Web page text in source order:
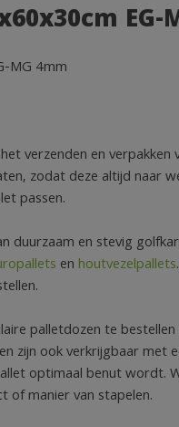
EG-
MG 4mm
verzenden en
zodat deze altijd naar
passen.
duurzaam en stevig
en houtvezelpallets
palletdozen te
zijn ook verkrijgbaar met
optimaal benut wordt.
of manier van stapelen.